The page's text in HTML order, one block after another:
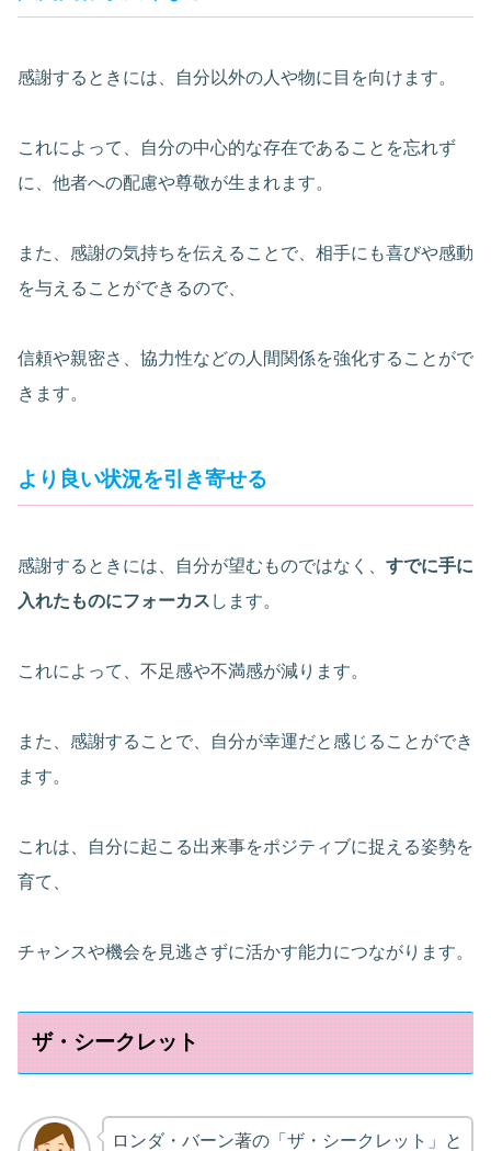
感謝するときには、自分以外の人や物に目を向けます。
これによって、自分の中心的な存在であることを忘れず
に、他者への配慮や尊敬が生まれます。
また、感謝の気持ちを伝えることで、相手にも喜びや感動
を与えることができるので、
信頼や親密さ、協力性などの人間関係を強化することがで
きます。
より良い状況を引き寄せる
感謝するときには、自分が望むものではなく、 すでに手に
入れたものにフォーカス します。
これによって、不足感や不満感が減ります。
また、感謝することで、自分が幸運だと感じることができ
ます。
これは、自分に起こる出来事をポジティブに捉える姿勢を
育て、
チャンスや機会を見逃さずに活かす能力につながります。
ザ・シークレット
ロンダ・バーン著の「ザ・シークレット」と